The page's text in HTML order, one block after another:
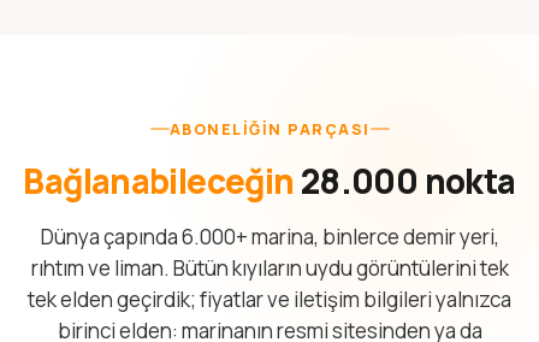
ABONELIĞIN PARÇASI
Bağlanabileceğin 28.000 nokta
Dünya çapında 6.000+ marina, binlerce demir yeri,
rıhtım ve liman. Bütün kıyıların uydu görüntülerini tek
tek elden geçirdik; fiyatlar ve iletişim bilgileri yalnızca
birinci elden: marinanın resmi sitesinden ya da